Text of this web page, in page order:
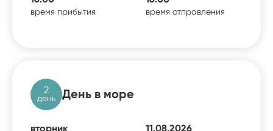
время прибытия время отправления
2
день День в море
вторник 11.08.2026